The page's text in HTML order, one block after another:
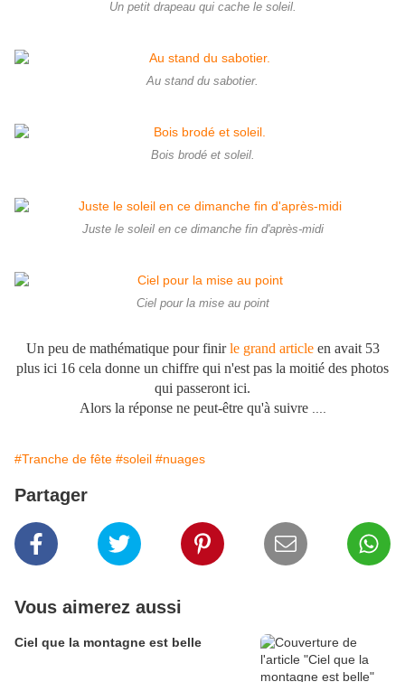
Un petit drapeau qui cache le soleil.
Au stand du sabotier.
Bois brodé et soleil.
Juste le soleil en ce dimanche fin d'après-midi
Ciel pour la mise au point
Un peu de mathématique pour finirle grand articleen avait 53
plus ici 16 cela donne un chiffre qui n'est pas la moitié des photos
qui passeront ici.
Alors la réponse ne peut-être qu'à suivre....
#Tranche de fête #soleil #nuages
Partager
Vous aimerez aussi
Ciel que la montagne est belle